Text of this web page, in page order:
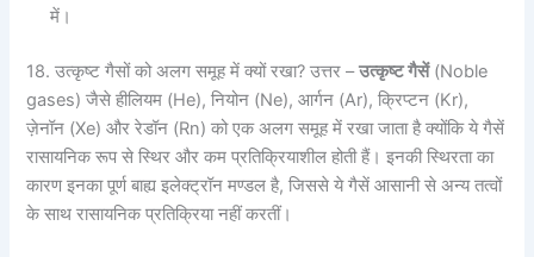
में।
18. उत्कृष्ट गैसों को अलग समूह में क्यों रखा? उत्तर –उत्कृष्ट गैसें(Noble
gases) जैसे हीलियम (He), नियोन (Ne), आर्गन (Ar), क्रिप्टन (Kr),
ज़ेनॉन (Xe) और रेडॉन (Rn) को एक अलग समूह में रखा जाता है क्योंकि ये गैसें
रासायनिक रूप से स्थिर और कम प्रतिक्रियाशील होती हैं। इनकी स्थिरता का
कारण इनका पूर्ण बाह्य इलेक्ट्रॉन मण्डल है, जिससे ये गैसें आसानी से अन्य तत्वों
के साथ रासायनिक प्रतिक्रिया नहीं करतीं।